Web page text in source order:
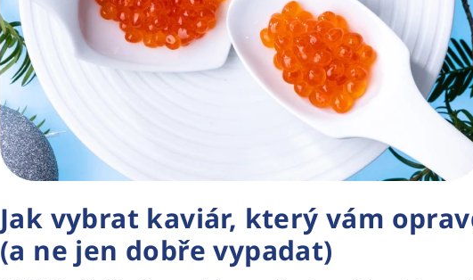
Jak vybrat kaviár, který vám
(a ne jen dobře vypadat)